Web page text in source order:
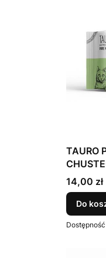
TAURO
VERA
Cena
14,00 zł
Do